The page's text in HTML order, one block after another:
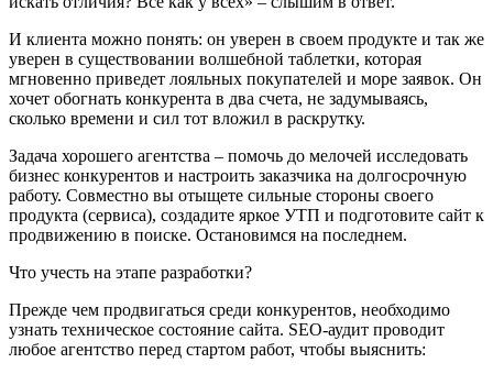
И клиента можно понять: он уверен в своем продукте и так же
уверен в существовании волшебной таблетки, которая
мгновенно приведет лояльных покупателей и море заявок. Он
хочет обогнать конкурента в два счета, не задумываясь,
сколько времени и сил тот вложил в раскрутку.
Задача хорошего агентства – помочь до мелочей исследовать
бизнес конкурентов и настроить заказчика на долгосрочную
работу. Совместно вы отыщете сильные стороны своего
продукта (сервиса), создадите яркое УТП и подготовите сайт к
продвижению в поиске. Остановимся на последнем.
Что учесть на этапе разработки?
Прежде чем продвигаться среди конкурентов, необходимо
узнать техническое состояние сайта. SEO-аудит проводит
любое агентство перед стартом работ, чтобы выяснить: